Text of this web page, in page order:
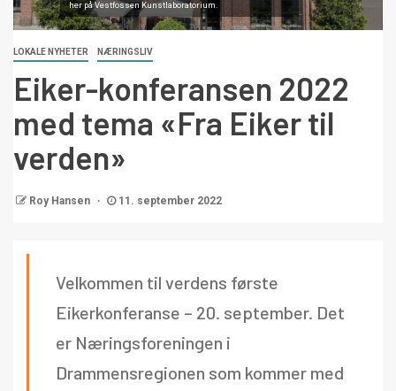
her på Vestfossen Kunstlaboratorium.
LOKALE NYHETER NÆRINGSLIV
Eiker-konferansen 2022
med tema «Fra Eiker til
verden»
Roy Hansen 11. september 2022
Velkommen til verdens første
Eikerkonferanse – 20. september. Det
er Næringsforeningen i
Drammensregionen som kommer med